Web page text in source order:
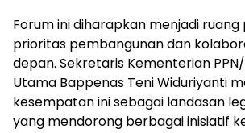
Forum ini diharapkan menjadi
prioritas pembangunan dan
depan. Sekretaris Kementerian
Utama Bappenas Teni Widuriyanti
kesempatan ini sebagai landasan
yang mendorong berbagai inisiatif